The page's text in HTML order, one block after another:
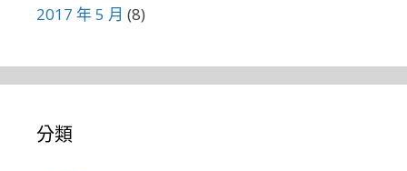
2017 年 5 月 (8)
分類